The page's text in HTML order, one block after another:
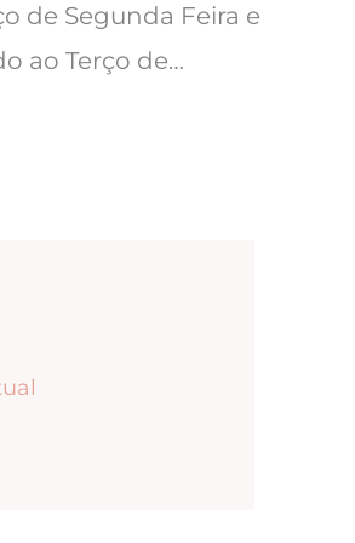
de Segunda Feira e
ao Terço de…